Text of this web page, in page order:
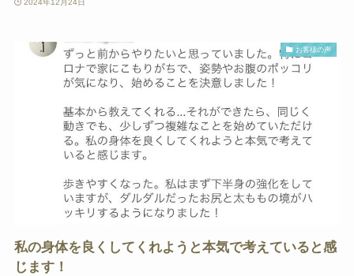
2024年12月24日
お客様の声
私の身体を良くしてくれようと本気で考えていると感
じます！